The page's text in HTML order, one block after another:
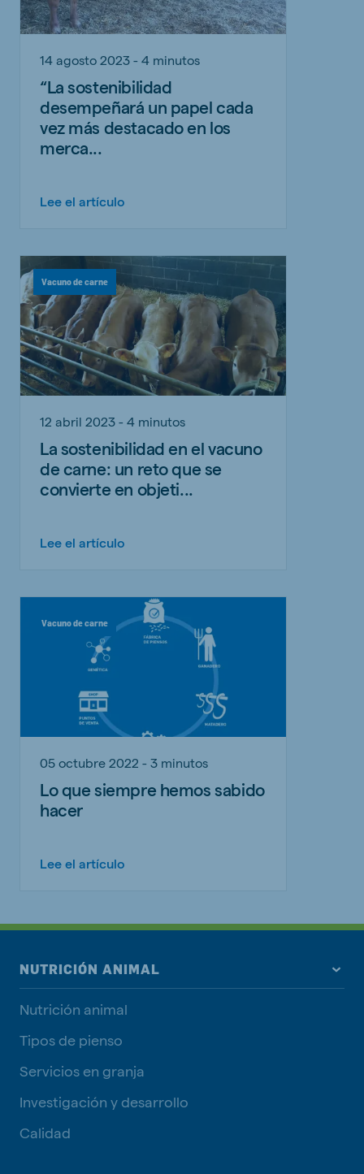
14 agosto 2023 - 4 minutos
“La sostenibilidad
desempeñará un papel cada
vez más destacado en los
merca...
Lee el artículo
Vacuno de carne
12 abril 2023 - 4 minutos
La sostenibilidad en el vacuno
de carne: un reto que se
convierte en objeti...
Lee el artículo
Vacuno de carne
05 octubre 2022 - 3 minutos
Lo que siempre hemos sabido
hacer
Lee el artículo
NUTRICIÓN ANIMAL
Nutrición animal
Tipos de pienso
Servicios en granja
Investigación y desarrollo
Calidad